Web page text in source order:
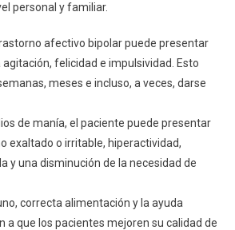
personal y familiar.
afectivo bipolar puede presentar
felicidad e impulsividad. Esto
meses e incluso, a veces, darse
de manía, el paciente puede presentar
exaltado o irritable, hiperactividad,
y una disminución de la necesidad de
correcta alimentación y la ayuda
a que los pacientes mejoren su calidad de